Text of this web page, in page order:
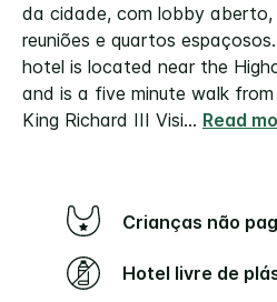
da cidade, com lobby aberto,
reuniões e quartos espaçosos.
hotel is located near the
and is a five minute walk
King Richard III Visi... Read
Crianças não
Hotel livre de